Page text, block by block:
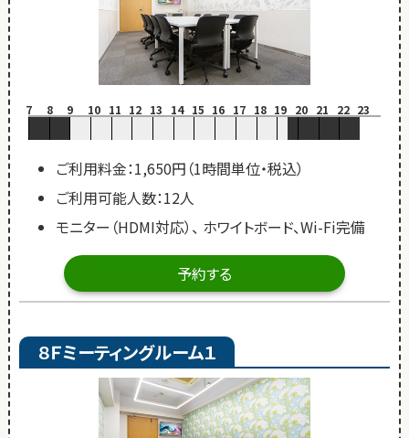
7 8 9 10 11 12 13 14 15 16 17 18 19 20 21 22 23
ご利用料金：1,650円（1時間単位・税込）
ご利用可能人数：12人
モニター（HDMI対応）、 ホワイトボード、Wi-Fi完備
予約する
８Ｆミーティングルーム１